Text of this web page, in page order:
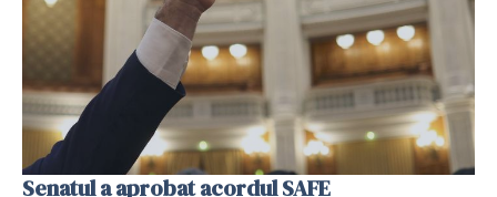
Senatul a aprobat acordul SAFE